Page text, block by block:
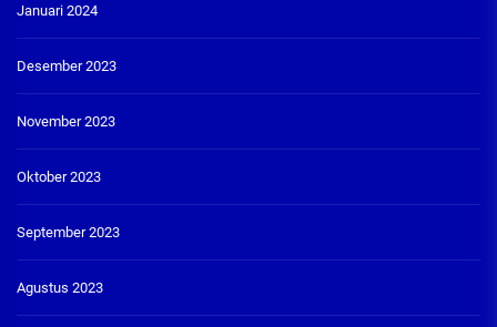
Januari 2024
Desember 2023
November 2023
Oktober 2023
September 2023
Agustus 2023